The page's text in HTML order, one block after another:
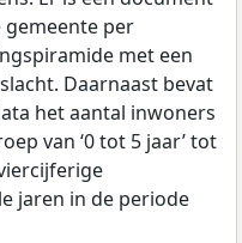
per
met een
Daarnaast bevat
het aantal inwoners
van ‘0 tot 5 jaar’ tot
jaren in de periode